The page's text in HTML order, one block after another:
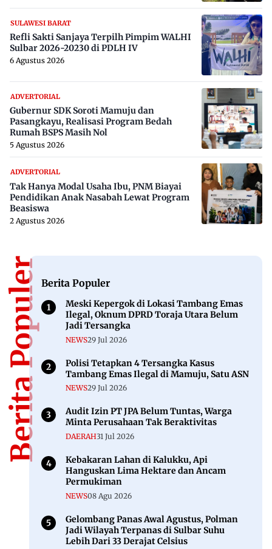
SULAWESI BARAT
Refli Sakti Sanjaya Terpilh Pimpim WALHI
Sulbar 2026-20230 di PDLH IV
6 Agustus 2026
ADVERTORIAL
Gubernur SDK Soroti Mamuju dan
Pasangkayu, Realisasi Program Bedah
Rumah BSPS Masih Nol
5 Agustus 2026
ADVERTORIAL
Tak Hanya Modal Usaha Ibu, PNM Biayai
Pendidikan Anak Nasabah Lewat Program
Beasiswa
2 Agustus 2026
Berita PopulerBerita Populer
Meski Kepergok di Lokasi Tambang Emas
Ilegal, Oknum DPRD Toraja Utara Belum
Jadi Tersangka
NEWS29 Jul 2026
Polisi Tetapkan 4 Tersangka Kasus
Tambang Emas Ilegal di Mamuju, Satu ASN
NEWS29 Jul 2026
Audit Izin PT JPA Belum Tuntas, Warga
Minta Perusahaan Tak Beraktivitas
DAERAH31 Jul 2026
Kebakaran Lahan di Kalukku, Api
Hanguskan Lima Hektare dan Ancam
Permukiman
NEWS08 Agu 2026
Gelombang Panas Awal Agustus, Polman
Jadi Wilayah Terpanas di Sulbar Suhu
Lebih Dari 33 Derajat Celsius